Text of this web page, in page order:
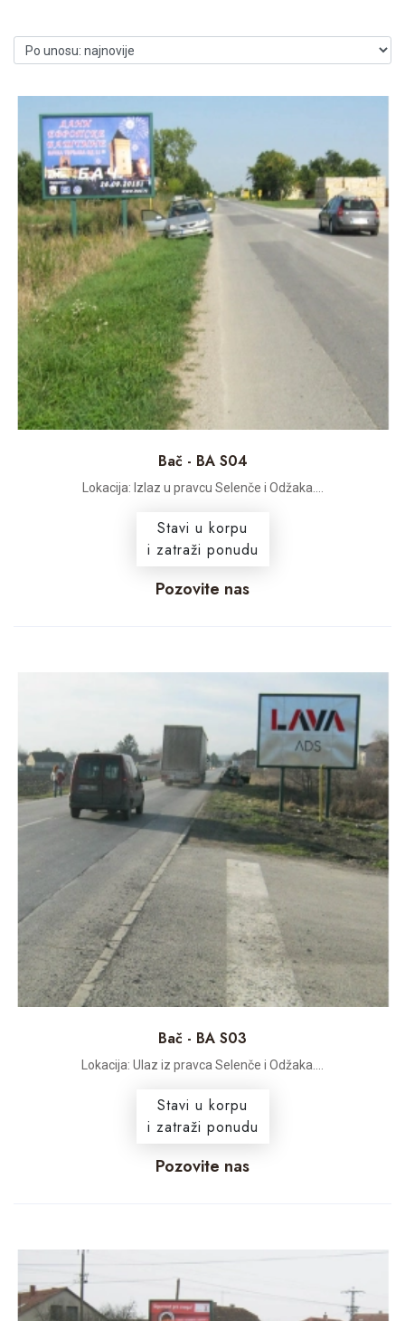
Bač - BA S04
Lokacija: Izlaz u pravcu Selenče i Odžaka....
Stavi u korpu
i zatraži ponudu
Pozovite nas
Bač - BA S03
Lokacija: Ulaz iz pravca Selenče i Odžaka....
Stavi u korpu
i zatraži ponudu
Pozovite nas